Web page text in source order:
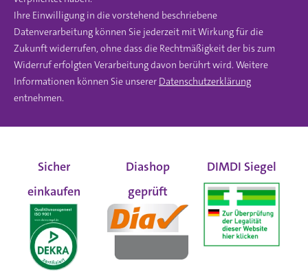
Ihre Einwilligung in die vorstehend beschriebene
Datenverarbeitung können Sie jederzeit mit Wirkung für die
Zukunft widerrufen, ohne dass die Rechtmäßigkeit der bis zum
Widerruf erfolgten Verarbeitung davon berührt wird. Weitere
Informationen können Sie unserer Datenschutzerklärung
entnehmen.
Sicher
einkaufen
Diashop
geprüft
DIMDI Siegel